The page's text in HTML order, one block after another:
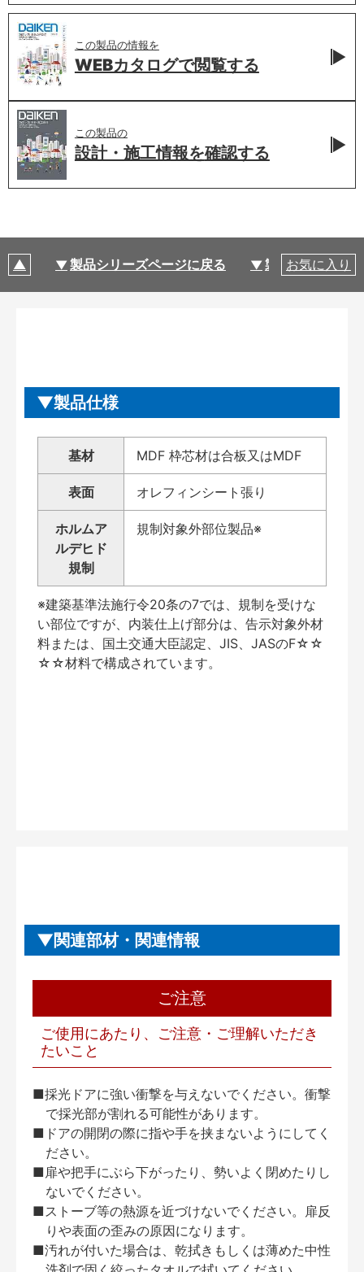
この製品の情報を
WEBカタログで閲覧する
この製品の
設計・施工情報を確認する
製品シリーズページに戻る 製品仕様
お気に入り
製品仕様
基材 MDF 枠芯材は合板又はMDF
表面 オレフィンシート張り
ホルムア
ルデヒド
規制
規制対象外部位製品※
※建築基準法施行令20条の7では、規制を受けな
い部位ですが、内装仕上げ部分は、告示対象外材
料または、国土交通大臣認定、JIS、JASのF☆☆
☆☆材料で構成されています。
関連部材・関連情報
ご注意
ご使用にあたり、ご注意・ご理解いただき
たいこと
■採光ドアに強い衝撃を与えないでください。衝撃
で採光部が割れる可能性があります。
■ドアの開閉の際に指や手を挟まないようにしてく
ださい。
■扉や把手にぶら下がったり、勢いよく閉めたりし
ないでください。
■ストーブ等の熱源を近づけないでください。扉反
りや表面の歪みの原因になります。
■汚れが付いた場合は、乾拭きもしくは薄めた中性